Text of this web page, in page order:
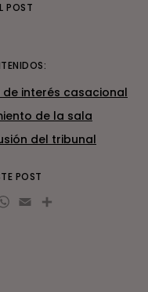
POST
de interés casacional
de la sala
del tribunal
POST
EmailCompartir